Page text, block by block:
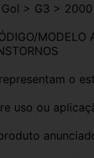
> G3 >
MODELO
o
uso ou